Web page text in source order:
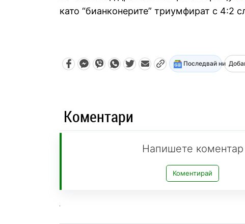
като “бианконерите” триумфират с 4:2
Последвай ни
Коментари
Напишете коментар
Коментирай